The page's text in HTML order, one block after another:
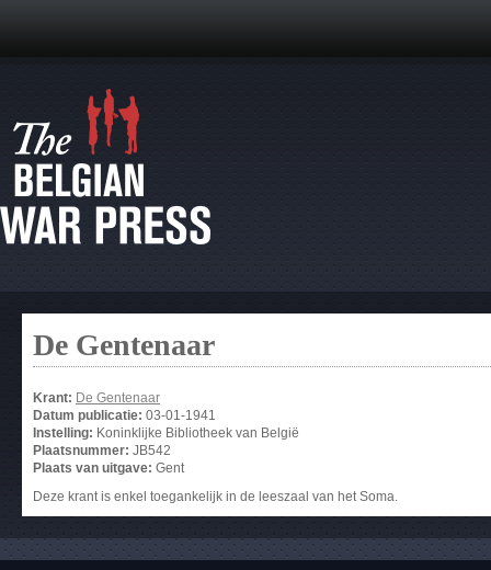
De Gentenaar
Krant: De Gentenaar
Datum publicatie: 03-01-1941
Instelling: Koninklijke Bibliotheek van België
Plaatsnummer: JB542
Plaats van uitgave: Gent
Deze krant is enkel toegankelijk in de leeszaal van het Soma.